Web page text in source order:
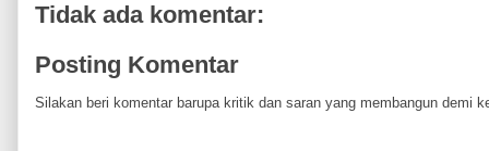
Tidak ada komentar:
Posting Komentar
Silakan beri komentar barupa kritik dan saran yang membangun demi